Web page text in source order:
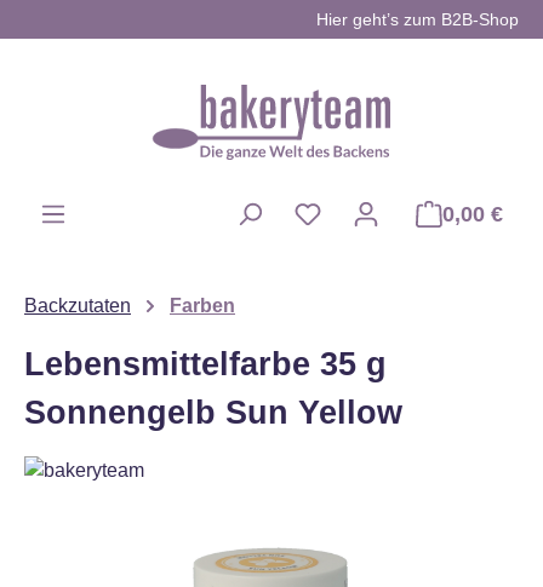
Hier geht’s zum B2B-Shop
0,00 €
Backzutaten Farben
Lebensmittelfarbe 35 g
Sonnengelb Sun Yellow
Bildergalerie überspringen